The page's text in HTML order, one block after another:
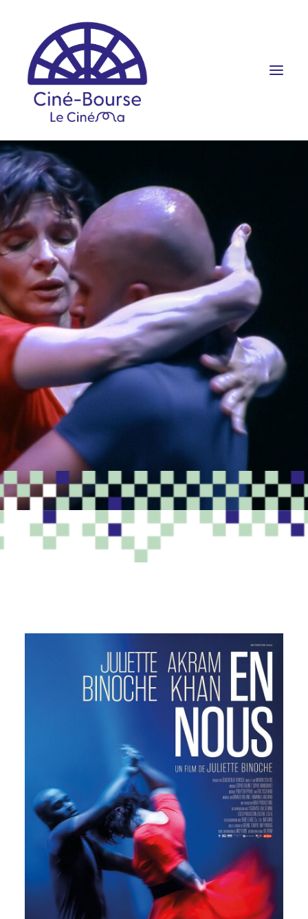
FILMS ET HORAIRES
ÉVÉNEMENTS
SCOLAIRES
PRATIQUE
RÉSERVATION
PROGRAMME